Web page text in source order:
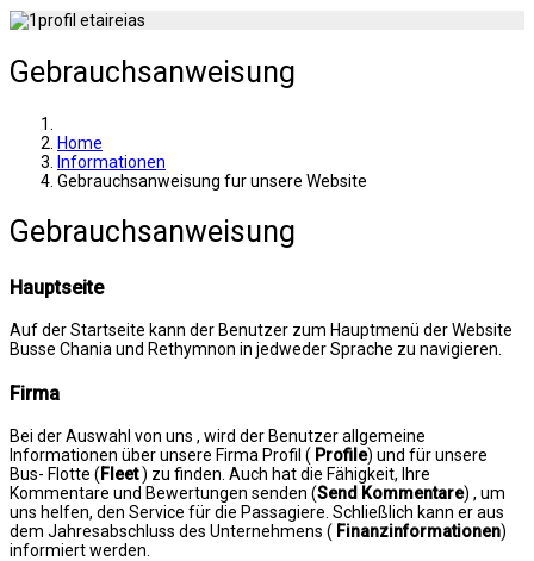
Gebrauchsanweisung
Home
Informationen
Gebrauchsanweisung fur unsere Website
Gebrauchsanweisung
Hauptseite
Auf der Startseite kann der Benutzer zum Hauptmenü der Website
Busse Chania und Rethymnon in jedweder Sprache zu navigieren.
Firma
Bei der Auswahl von uns , wird der Benutzer allgemeine
Informationen über unsere Firma Profil ( Profile) und für unsere
Bus- Flotte ( Fleet) zu finden. Auch hat die Fähigkeit, Ihre
Kommentare und Bewertungen senden (Send Kommentare) , um
uns helfen, den Service für die Passagiere. Schließlich kann er aus
dem Jahresabschluss des Unternehmens ( Finanzinformationen)
informiert werden.